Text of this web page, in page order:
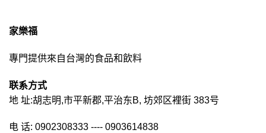
家樂福
專門提供來自台灣的食品和飲料
联系方式
地 址:胡志明,市平新郡,平治东B, 坊郊区裡街 383号
电 话: 0902308333 ---- 0903614838